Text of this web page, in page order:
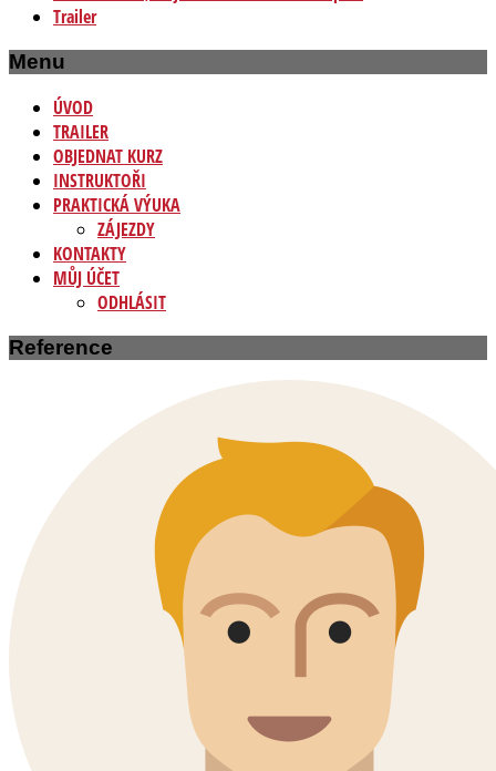
Trailer
Menu
ÚVOD
TRAILER
OBJEDNAT KURZ
INSTRUKTOŘI
PRAKTICKÁ VÝUKA
ZÁJEZDY
KONTAKTY
MŮJ ÚČET
ODHLÁSIT
Reference